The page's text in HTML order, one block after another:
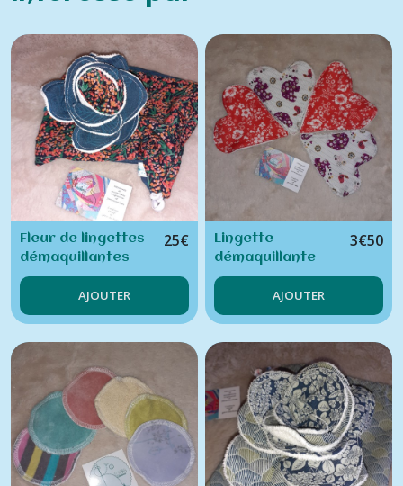
Fleur de lingettes
démaquillantes
verte et son
pochon rouge
fleuri assorti
25€
AJOUTER
Lingette
démaquillante
cœur (unité)
3€50
AJOUTER